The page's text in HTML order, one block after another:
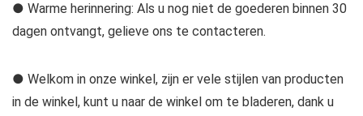
● Warme herinnering: Als u nog niet de goederen binnen 30
dagen ontvangt, gelieve ons te contacteren.
● Welkom in onze winkel, zijn er vele stijlen van producten
in de winkel, kunt u naar de winkel om te bladeren, dank u